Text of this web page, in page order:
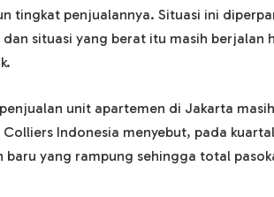
tingkat penjualannya. Situasi ini
dan situasi yang berat itu masih berjalan
unit apartemen di Jakarta
Indonesia menyebut, pada
baru yang rampung sehingga total